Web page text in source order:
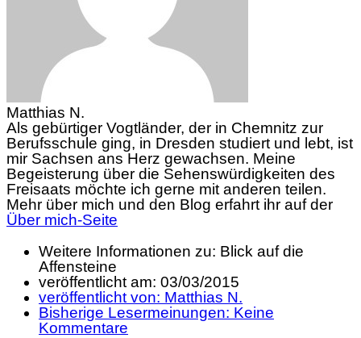
Matthias N.
Als gebürtiger Vogtländer, der in Chemnitz zur
Berufsschule ging, in Dresden studiert und lebt, ist
mir Sachsen ans Herz gewachsen. Meine
Begeisterung über die Sehenswürdigkeiten des
Freisaats möchte ich gerne mit anderen teilen.
Mehr über mich und den Blog erfahrt ihr auf der
Über mich-Seite
Weitere Informationen zu: Blick auf die
Affensteine
veröffentlicht am: 03/03/2015
veröffentlicht von: Matthias N.
Bisherige Lesermeinungen: Keine
Kommentare